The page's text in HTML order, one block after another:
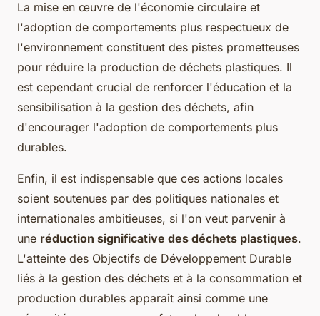
La mise en œuvre de l'économie circulaire et
l'adoption de comportements plus respectueux de
l'environnement constituent des pistes prometteuses
pour réduire la production de déchets plastiques. Il
est cependant crucial de renforcer l'éducation et la
sensibilisation à la gestion des déchets, afin
d'encourager l'adoption de comportements plus
durables.
Enfin, il est indispensable que ces actions locales
soient soutenues par des politiques nationales et
internationales ambitieuses, si l'on veut parvenir à
une réduction significative des déchets plastiques.
L'atteinte des Objectifs de Développement Durable
liés à la gestion des déchets et à la consommation et
production durables apparaît ainsi comme une